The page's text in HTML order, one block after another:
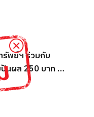
รัพย์ฯ ร่วมกับ
นผล 250 บาท มี